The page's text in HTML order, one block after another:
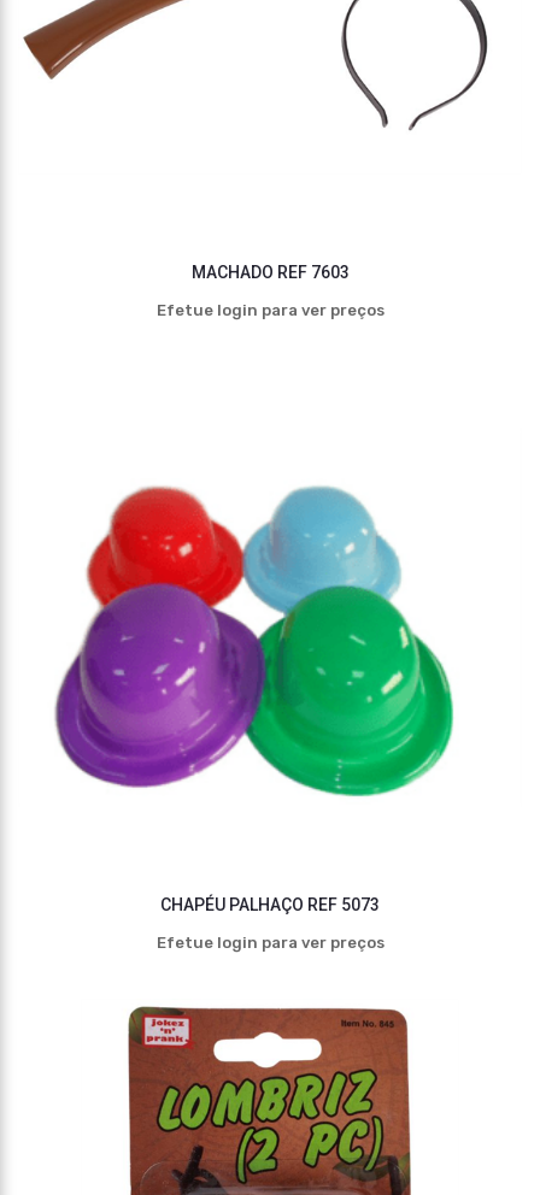
MACHADO REF 7603
Efetue login para ver preços
CHAPÉU PALHAÇO REF 5073
Efetue login para ver preços